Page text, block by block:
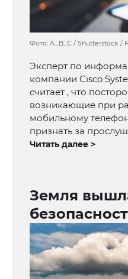
Фото: A_B_C / Shutterstock /
Эксперт по
компании Cisco
считает , что
возникающие при
мобильному
признать за
Читать далее >
Земля